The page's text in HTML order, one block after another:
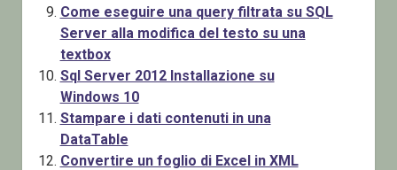
Come eseguire una query filtrata su SQL
Server alla modifica del testo su una
textbox
Sql Server 2012 Installazione su
Windows 10
Stampare i dati contenuti in una
DataTable
Convertire un foglio di Excel in XML